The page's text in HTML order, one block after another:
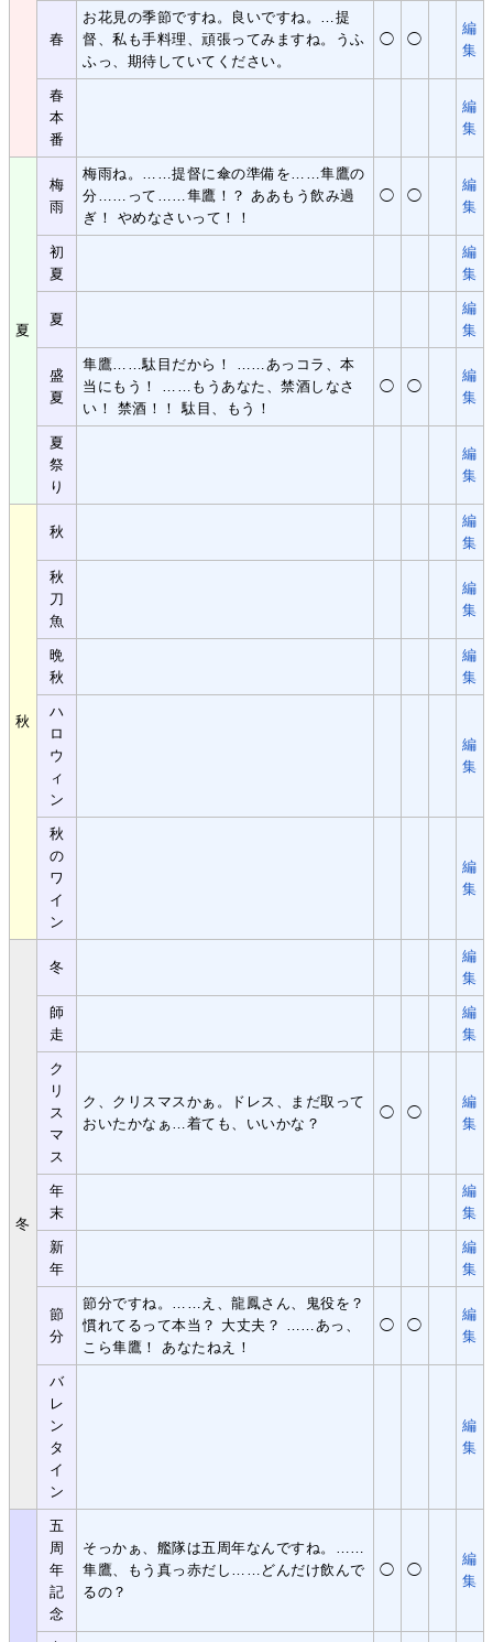
春
お花見の季節ですね。良いですね。…提
督、私も手料理、頑張ってみますね。うふ
ふっ、期待していてください。
◯ ◯
編
集
春
本
番
編
集
夏
梅
雨
梅雨ね。……提督に傘の準備を……隼鷹の
分……って……隼鷹！？ ああもう飲み過
ぎ！ やめなさいって！！
◯ ◯
編
集
初
夏
編
集
夏
編
集
盛
夏
隼鷹……駄目だから！ ……あっコラ、本
当にもう！ ……もうあなた、禁酒しなさ
い！ 禁酒！！ 駄目、もう！
◯ ◯
編
集
夏
祭
り
編
集
秋
秋
編
集
秋
刀
魚
編
集
晩
秋
編
集
ハ
ロ
ウ
ィ
ン
編
集
秋
の
ワ
イ
ン
編
集
冬
冬
編
集
師
走
編
集
ク
リ
ス
マ
ス
ク、クリスマスかぁ。ドレス、まだ取って
おいたかなぁ…着ても、いいかな？
◯ ◯
編
集
年
末
編
集
新
年
編
集
節
分
節分ですね。……え、龍鳳さん、鬼役を？
慣れてるって本当？ 大丈夫？ ……あっ、
こら隼鷹！ あなたねえ！
◯ ◯
編
集
バ
レ
ン
タ
イ
ン
編
集
五
周
年
記
念
そっかぁ、艦隊は五周年なんですね。……
隼鷹、もう真っ赤だし……どんだけ飲んで
るの？
◯ ◯
編
集